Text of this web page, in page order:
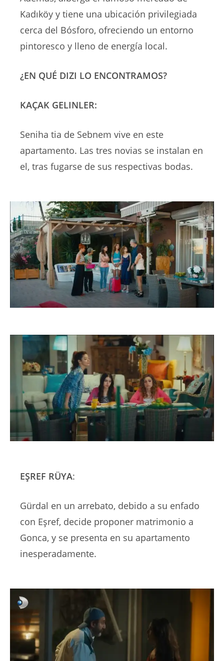
Kadıköy y tiene una ubicación privilegiada
cerca del Bósforo, ofreciendo un entorno
pintoresco y lleno de energía local.
¿EN QUÉ DIZI LO ENCONTRAMOS?
KAÇAK GELINLER:
Seniha tia de Sebnem vive en este
apartamento. Las tres novias se instalan en
el, tras fugarse de sus respectivas bodas.
EŞREF RÜYA:
Gürdal en un arrebato, debido a su enfado
con Eşref, decide proponer matrimonio a
Gonca, y se presenta en su apartamento
inesperadamente.